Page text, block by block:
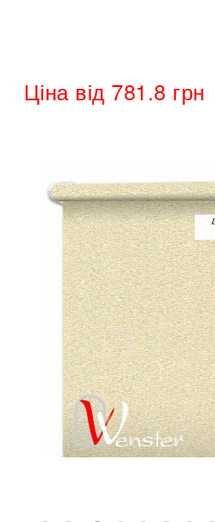
Ціна від 781.8 грн